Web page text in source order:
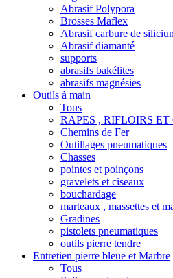
Abrasif Polypora
Brosses Maflex
Abrasif carbure de
Abrasif diamanté
supports
abrasifs bakélites
abrasifs magnésies
Outils à main
Tous
RAPES , RIFLOIRS
Chemins de Fer
Outillages pneumatiques
Chasses
pointes et poinçons
gravelets et ciseaux
bouchardage
marteaux , massettes et
Gradines
pistolets pneumatiques
outils pierre tendre
Entretien pierre bleue et Marbre
Tous